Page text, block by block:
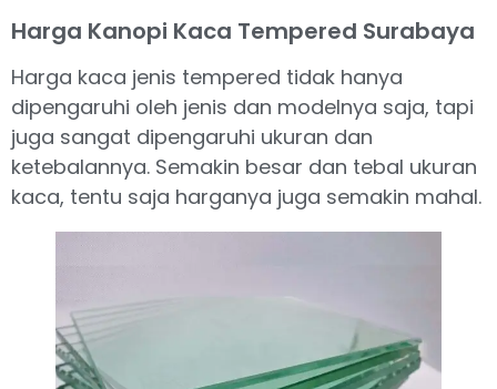
Harga Kanopi Kaca Tempered Surabaya
Harga kaca jenis tempered tidak hanya
dipengaruhi oleh jenis dan modelnya saja, tapi
juga sangat dipengaruhi ukuran dan
ketebalannya. Semakin besar dan tebal ukuran
kaca, tentu saja harganya juga semakin mahal.